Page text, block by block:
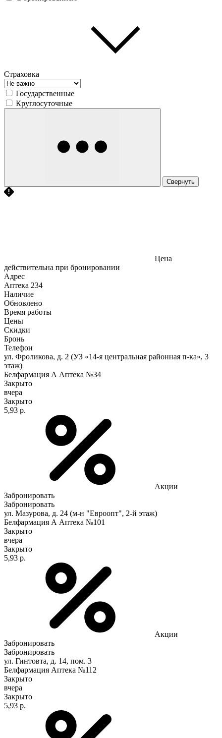
Страховка
Государственные
Круглосуточные
Свернуть
Цена
действительна при бронировании
Адрес
Аптека 234
Наличие
Обновлено
Время работы
Цены
Скидки
Бронь
Телефон
ул. Фроликова, д. 2 (УЗ «14-я центральная районная п-ка», 3
этаж)
Белфармация А Аптека №34
Закрыто
вчера
Закрыто
5,93 р.
Акции
Забронировать
Забронировать
ул. Мазурова, д. 24 (м-н "Евроопт", 2-й этаж)
Белфармация А Аптека №101
Закрыто
вчера
Закрыто
5,93 р.
Акции
Забронировать
Забронировать
ул. Гинтовта, д. 14, пом. 3
Белфармация Аптека №112
Закрыто
вчера
Закрыто
5,93 р.